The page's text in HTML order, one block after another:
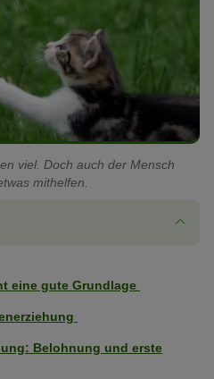
viel. Doch auch der Mensch
mithelfen.
eine gute Grundlage
Belohnung und erste